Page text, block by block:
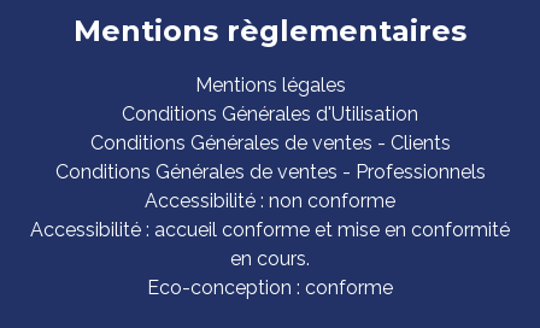
Mentions règlementaires
Mentions légales
Conditions Générales d'Utilisation
Conditions Générales de ventes - Clients
Conditions Générales de ventes - Professionnels
Accessibilité : non conforme
Accessibilité : accueil conforme et mise en conformité
en cours.
Eco-conception : conforme